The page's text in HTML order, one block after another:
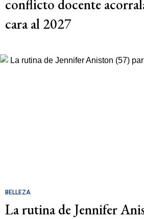
conflicto docente
cara al 2027
BELLEZA
La rutina de Jennifer